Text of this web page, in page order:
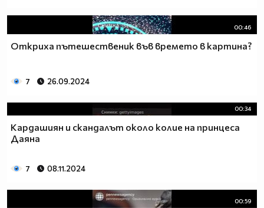
00:46
Откриха пътешественик във времето в картина?
7 26.09.2024
00:34
Кардашиян и скандалът около колие на принцеса
Даяна
7 08.11.2024
00:59